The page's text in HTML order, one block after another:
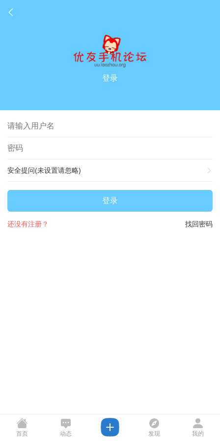
登录
安全提问(未设置请忽略)
登录
找回密码
还没有注册？
首页 动态 发现 我的